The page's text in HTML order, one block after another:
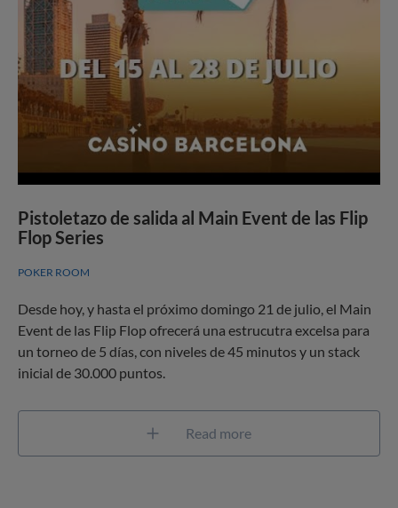
Pistoletazo de salida al Main Event de las Flip
Flop Series
POKER ROOM
Desde hoy, y hasta el próximo domingo 21 de julio, el Main
Event de las Flip Flop ofrecerá una estrucutra excelsa para
un torneo de 5 días, con niveles de 45 minutos y un stack
inicial de 30.000 puntos.
Read more